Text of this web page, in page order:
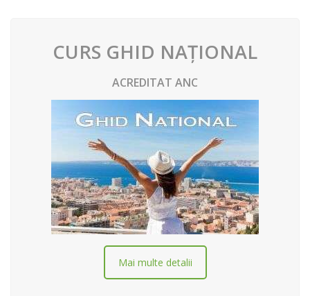
CURS GHID NAȚIONAL
ACREDITAT ANC
Mai multe detalii